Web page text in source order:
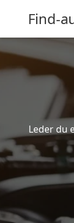
Find-
Leder du